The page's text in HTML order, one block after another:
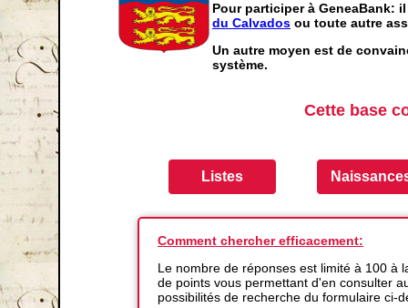
Pour participer à GeneaBank:
du Calvados ou toute autre
Un autre moyen est de
système.
Cette base
Comment chercher efficacement:
Le nombre de réponses est limité à 100 à
de points vous permettant d'en consulter
possibilités de recherche du formulaire ci-